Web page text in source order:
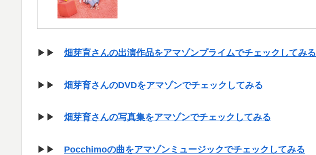
▶▶ 畑芽育さんの出演作品をアマゾンプライムでチェックしてみる
▶▶ 畑芽育さんのDVDをアマゾンでチェックしてみる
▶▶ 畑芽育さんの写真集をアマゾンでチェックしてみる
▶▶ Pocchimoの曲をアマゾンミュージックでチェックしてみる